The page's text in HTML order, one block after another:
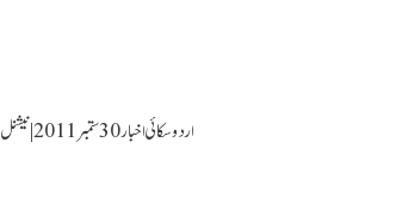
اردو سکائی اخبار 30 ستمبر 2011|نیشنل سیونگ میں نئی سرمایہ کاری پر منافع کم کر دیا گیا